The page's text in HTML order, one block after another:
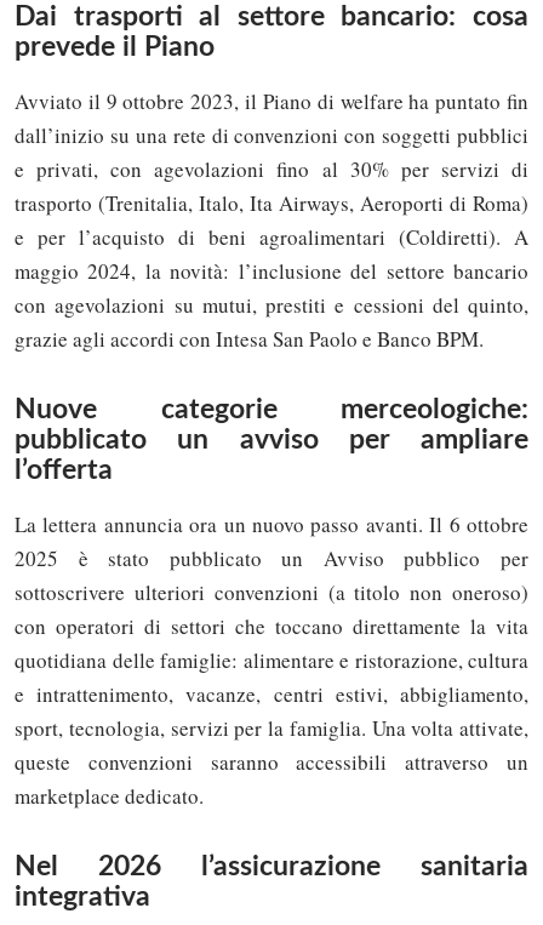
Dai trasporti al settore bancario: cosa
prevede il Piano
Avviato il 9 ottobre 2023, il Piano di welfare ha puntato fin
dall’inizio su una rete di convenzioni con soggetti pubblici
e privati, con agevolazioni fino al 30% per servizi di
trasporto (Trenitalia, Italo, Ita Airways, Aeroporti di Roma)
e per l’acquisto di beni agroalimentari (Coldiretti). A
maggio 2024, la novità: l’inclusione del settore bancario
con agevolazioni su mutui, prestiti e cessioni del quinto,
grazie agli accordi con Intesa San Paolo e Banco BPM.
Nuove categorie merceologiche:
pubblicato un avviso per ampliare
l’offerta
La lettera annuncia ora un nuovo passo avanti. Il 6 ottobre
2025 è stato pubblicato un Avviso pubblico per
sottoscrivere ulteriori convenzioni (a titolo non oneroso)
con operatori di settori che toccano direttamente la vita
quotidiana delle famiglie: alimentare e ristorazione, cultura
e intrattenimento, vacanze, centri estivi, abbigliamento,
sport, tecnologia, servizi per la famiglia. Una volta attivate,
queste convenzioni saranno accessibili attraverso un
marketplace dedicato.
Nel 2026 l’assicurazione sanitaria
integrativa